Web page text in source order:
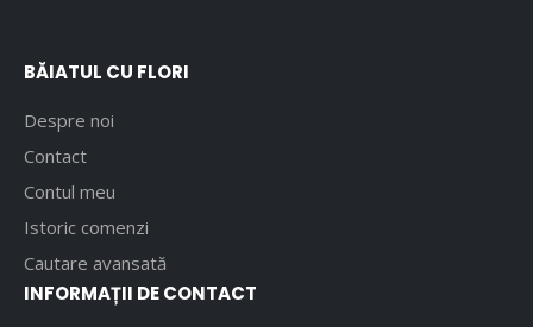
BĂIATUL CU FLORI
Despre noi
Contact
Contul meu
Istoric comenzi
Cautare avansată
INFORMAȚII DE CONTACT